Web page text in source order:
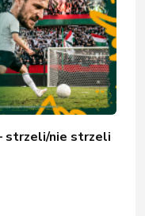
strzeli/nie strzeli